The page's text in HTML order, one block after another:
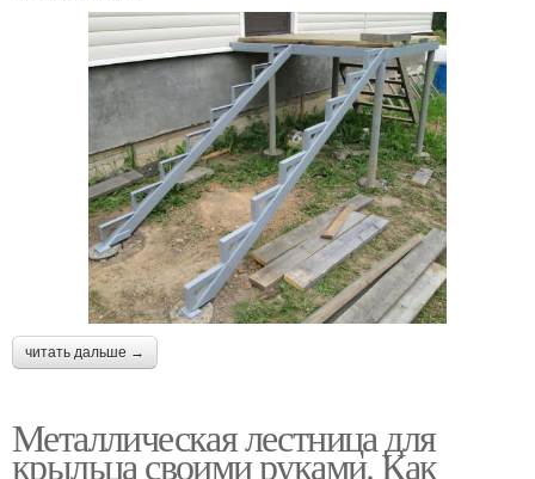
читать дальше →
Металлическая лестница для
крыльца своими руками. Как